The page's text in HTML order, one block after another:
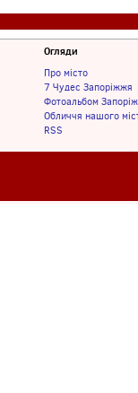
Огляди
Про місто
7 Чудес Запоріжжя
Фотоальбом
Обличчя нашого
RSS